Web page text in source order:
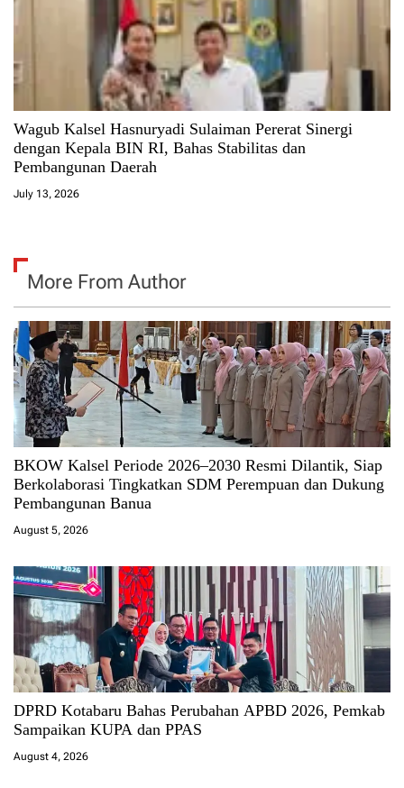
Wagub Kalsel Hasnuryadi Sulaiman Pererat Sinergi
dengan Kepala BIN RI, Bahas Stabilitas dan
Pembangunan Daerah
July 13, 2026
More From Author
BKOW Kalsel Periode 2026–2030 Resmi Dilantik, Siap
Berkolaborasi Tingkatkan SDM Perempuan dan Dukung
Pembangunan Banua
August 5, 2026
DPRD Kotabaru Bahas Perubahan APBD 2026, Pemkab
Sampaikan KUPA dan PPAS
August 4, 2026